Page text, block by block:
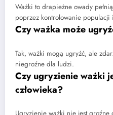
Ważki to drapieżne owady
poprzez kontrolowanie populacji
Czy ważka może
Tak, ważki mogą ugryźć, ale
niegroźne dla ludzi.
Czy ugryzienie ważki
człowieka?